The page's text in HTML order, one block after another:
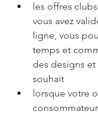
les offres
vous avez
ligne, vous
temps et
des designs
souhait
lorsque votre